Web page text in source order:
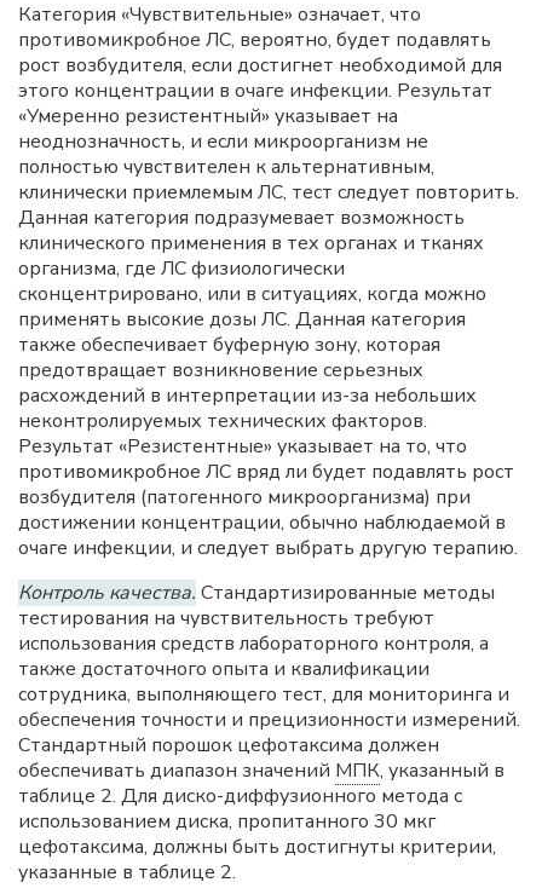
Категория «Чувствительные» означает, что
противомикробное ЛС, вероятно, будет подавлять
рост возбудителя, если достигнет необходимой для
этого концентрации в очаге инфекции. Результат
«Умеренно резистентный» указывает на
неоднозначность, и если микроорганизм не
полностью чувствителен к альтернативным,
клинически приемлемым ЛС, тест следует повторить.
Данная категория подразумевает возможность
клинического применения в тех органах и тканях
организма, где ЛС физиологически
сконцентрировано, или в ситуациях, когда можно
применять высокие дозы ЛС. Данная категория
также обеспечивает буферную зону, которая
предотвращает возникновение серьезных
расхождений в интерпретации из-за небольших
неконтролируемых технических факторов.
Результат «Резистентные» указывает на то, что
противомикробное ЛС вряд ли будет подавлять рост
возбудителя (патогенного микроорганизма) при
достижении концентрации, обычно наблюдаемой в
очаге инфекции, и следует выбрать другую терапию.
Контроль качества. Стандартизированные методы
тестирования на чувствительность требуют
использования средств лабораторного контроля, а
также достаточного опыта и квалификации
сотрудника, выполняющего тест, для мониторинга и
обеспечения точности и прецизионности измерений.
Стандартный порошок цефотаксима должен
обеспечивать диапазон значений МПК, указанный в
таблице 2. Для диско-диффузионного метода с
использованием диска, пропитанного 30 мкг
цефотаксима, должны быть достигнуты критерии,
указанные в таблице 2.